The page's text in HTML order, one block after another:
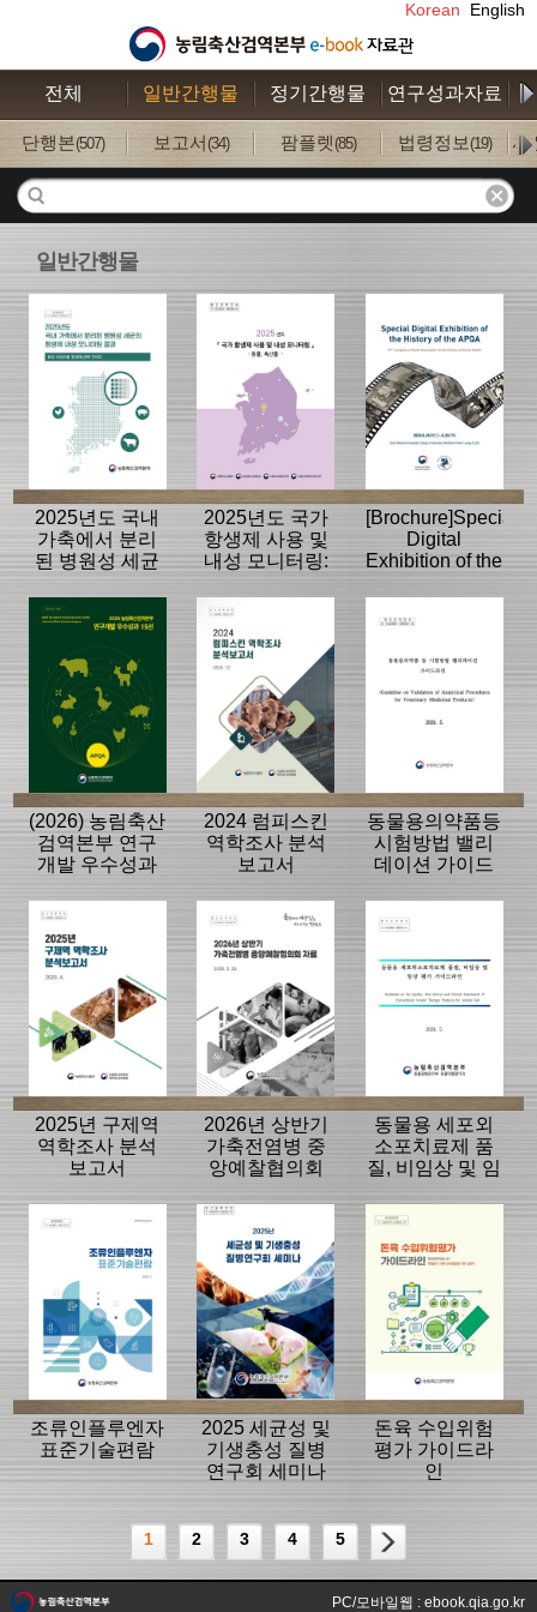
Korean English
전체 일반간행물 정기간행물 연구성과자료
단행본(507) 보고서 (34) 팜플렛 (85) 법령정보(19) 사
일반간행물
2025년도 국내
가축에서 분리
된 병원성 세균
모니터링 결과
2025년도 국가
항생제 사용 및
내성 모니터링:
[Brochure]Special
Digital
Exhibition of the
APQA
(2026) 농림축산
검역본부 연구
개발 우수성과
2024 럼피스킨
역학조사 분석
보고서
동물용의약품등
시험방법 밸리
데이션 가이드
2025년 구제역
역학조사 분석
보고서
2026년 상반기
가축전염병 중
앙예찰협의회
동물용 세포외
소포치료제 품
질, 비임상 및 임
라인
조류인플루엔자
표준기술편람
2025 세균성 및
기생충성 질병
연구회 세미나
돈육 수입위험
평가 가이드라
인
1 2 3 4 5
PC/모바일웹 : ebook.qia.go.kr